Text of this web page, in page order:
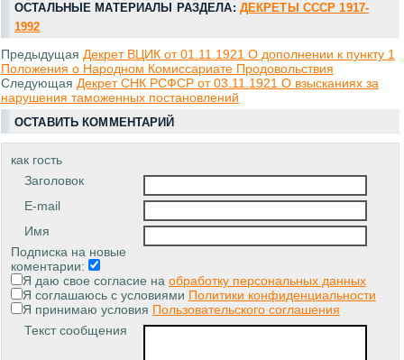
ОСТАЛЬНЫЕ МАТЕРИАЛЫ РАЗДЕЛА: ДЕКРЕТЫ СССР 1917-
1992
Предыдущая Декрет ВЦИК от 01.11.1921 О дополнении к пункту 1
Положения о Народном Комиссариате Продовольствия
Следующая Декрет СНК РСФСР от 03.11.1921 О взысканиях за
нарушения таможенных постановлений
ОСТАВИТЬ КОММЕНТАРИЙ
как гость
Заголовок
E-mail
Имя
Подписка на новые
коментарии:
Я даю свое согласие на обработку персональных данных
Я соглашаюсь с условиями Политики конфиденциальности
Я принимаю условия Пользовательского соглашения
Текст сообщения